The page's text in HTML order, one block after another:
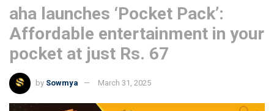
aha launches ‘Pocket Pack’:
Affordable entertainment in your
pocket at just Rs. 67
by Sowmya March 31, 2025